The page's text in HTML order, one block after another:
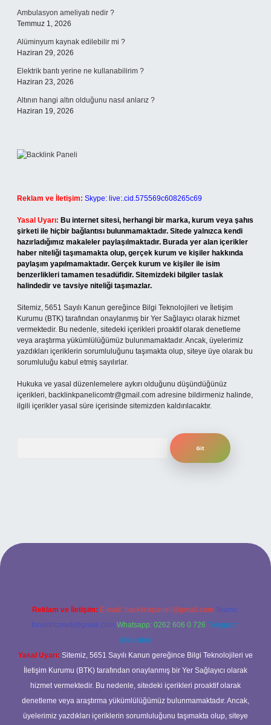
Ambulasyon ameliyatı nedir ?
Temmuz 1, 2026
Alüminyum kaynak edilebilir mi ?
Haziran 29, 2026
Elektrik bantı yerine ne kullanabilirim ?
Haziran 23, 2026
Altının hangi altın olduğunu nasıl anlarız ?
Haziran 19, 2026
Reklam ve İletişim: Skype: live:.cid.575569c608265c69
Yasal Uyarı: Bu internet sitesi, herhangi bir marka, kurum veya şahıs
şirketi ile hiçbir bağlantısı bulunmamaktadır. Sitede yalnızca kendi
hazırladığımız makaleler paylaşılmaktadır. Burada yer alan içerikler
haber niteliği taşımamakta olup, gerçek kurum ve kişiler hakkında
paylaşım yapılmamaktadır. Gerçek kurum ve kişiler ile isim
benzerlikleri tamamen tesadüfidir. Sitemizdeki bilgiler taslak
halindedir ve tavsiye niteliği taşımazlar.
Sitemiz, 5651 Sayılı Kanun gereğince Bilgi Teknolojileri ve İletişim
Kurumu (BTK) tarafından onaylanmış bir Yer Sağlayıcı olarak hizmet
vermektedir. Bu nedenle, sitedeki içerikleri proaktif olarak denetleme
veya araştırma yükümlülüğümüz bulunmamaktadır. Ancak, üyelerimiz
yazdıkları içeriklerin sorumluluğunu taşımakta olup, siteye üye olarak bu
sorumluluğu kabul etmiş sayılırlar.
Hukuka ve yasal düzenlemelere aykırı olduğunu düşündüğünüz
içerikleri, backlinkpanelicomtr@gmail.com adresine bildirmeniz halinde,
ilgili içerikler yasal süre içerisinde sitemizden kaldırılacaktır.
bahis sitesi
Reklam ve İletişim: E-mail: backlinkpaneli@gmail.com Teams:
forumhizmeti@gmail.com Whatsapp: 0262 606 0 726 Telegram:
@karabul
Yasal Uyarı: Sitemiz, 5651 Sayılı Kanun gereğince Bilgi Teknolojileri ve
İletişim Kurumu (BTK) tarafından onaylanmış bir Yer Sağlayıcı olarak
hizmet vermektedir. Bu nedenle, sitedeki içerikleri proaktif olarak
denetleme veya araştırma yükümlülüğümüz bulunmamaktadır. Ancak,
üyelerimiz yazdıkları içeriklerin sorumluluğunu taşımakta olup, siteye